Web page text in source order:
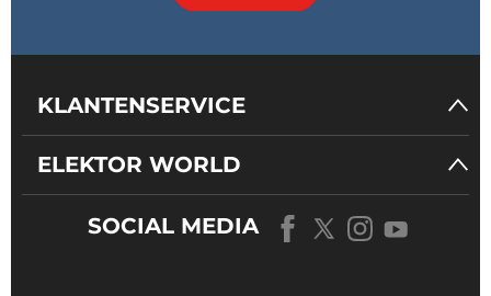
KLANTENSERVICE
ELEKTOR WORLD
SOCIAL MEDIA